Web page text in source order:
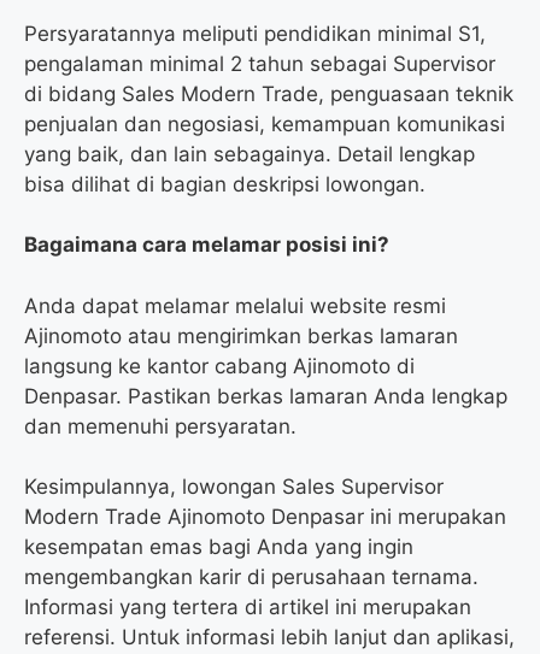
Persyaratannya meliputi pendidikan minimal S1,
pengalaman minimal 2 tahun sebagai Supervisor
di bidang Sales Modern Trade, penguasaan teknik
penjualan dan negosiasi, kemampuan komunikasi
yang baik, dan lain sebagainya. Detail lengkap
bisa dilihat di bagian deskripsi lowongan.
Bagaimana cara melamar posisi ini?
Anda dapat melamar melalui website resmi
Ajinomoto atau mengirimkan berkas lamaran
langsung ke kantor cabang Ajinomoto di
Denpasar. Pastikan berkas lamaran Anda lengkap
dan memenuhi persyaratan.
Kesimpulannya, lowongan Sales Supervisor
Modern Trade Ajinomoto Denpasar ini merupakan
kesempatan emas bagi Anda yang ingin
mengembangkan karir di perusahaan ternama.
Informasi yang tertera di artikel ini merupakan
referensi. Untuk informasi lebih lanjut dan aplikasi,